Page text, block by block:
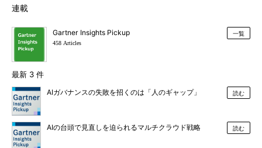
連載
Gartner Insights Pickup
458 Articles
一覧
最新 3 件
AIガバナンスの失敗を招くのは「人のギャップ」 読む
AIの台頭で見直しを迫られるマルチクラウド戦略 読む